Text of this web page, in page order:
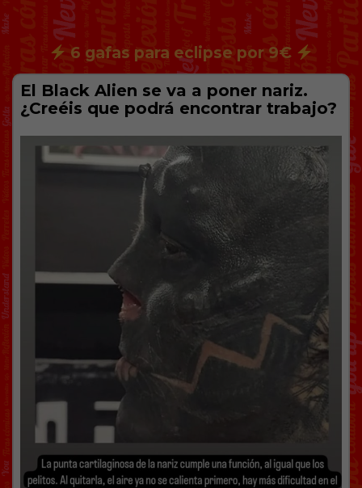
6 gafas para eclipse por 9€
El Black Alien se va a poner nariz.
¿Creéis que podrá encontrar trabajo?